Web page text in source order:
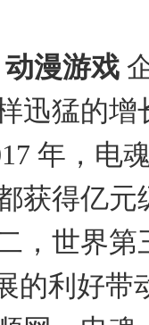
动漫游戏
迅猛的
年，电
获得亿
，世界第
的利好带